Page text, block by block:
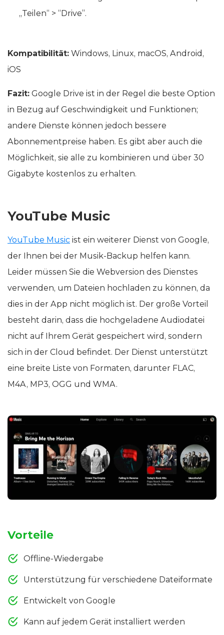
„Teilen“ > “Drive”.
Kompatibilität: Windows, Linux, macOS, Android,
iOS
Fazit: Google Drive ist in der Regel die beste Option
in Bezug auf Geschwindigkeit und Funktionen;
andere Dienste können jedoch bessere
Abonnementpreise haben. Es gibt aber auch die
Möglichkeit, sie alle zu kombinieren und über 30
Gigabyte kostenlos zu erhalten.
YouTube Music
YouTube Music ist ein weiterer Dienst von Google,
der Ihnen bei der Musik-Backup helfen kann.
Leider müssen Sie die Webversion des Dienstes
verwenden, um Dateien hochladen zu können, da
dies in der App nicht möglich ist. Der große Vorteil
besteht darin, dass die hochgeladene Audiodatei
nicht auf Ihrem Gerät gespeichert wird, sondern
sich in der Cloud befindet. Der Dienst unterstützt
eine breite Liste von Formaten, darunter FLAC,
M4A, MP3, OGG und WMA.
Vorteile
Offline-Wiedergabe
Unterstützung für verschiedene Dateiformate
Entwickelt von Google
Kann auf jedem Gerät installiert werden